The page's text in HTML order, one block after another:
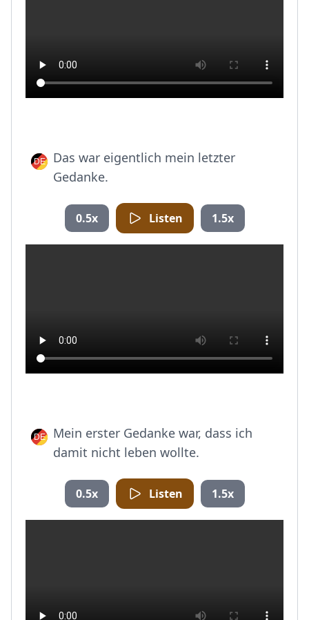
Das war eigentlich mein letzter
Gedanke.
0.5x Listen 1.5x
Mein erster Gedanke war, dass ich
damit nicht leben wollte.
0.5x Listen 1.5x